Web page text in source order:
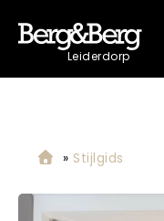
Leiderdorp
» Stijlgids